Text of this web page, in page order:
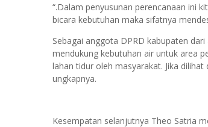
“.Dalam penyusunan perencanaan ini
bicara kebutuhan maka sifatnya
Sebagai anggota DPRD kabupaten
mendukung kebutuhan air untuk area
lahan tidur oleh masyarakat. Jika
ungkapnya.
Kesempatan selanjutnya Theo Satria